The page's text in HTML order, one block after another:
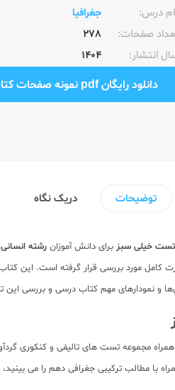
درس:
جغرافیا
صفحات:‌
278
انتشار:‌
1404
دانلود رایگان pdf نمونه صفحات کتاب
توضیحات دریک نگاه
تست خیلی سبز برای دانش آموزان رشته انسانی
کامل مورد بررسی قرار گرفته است. این
و نمودارهای مهم کتاب درسی و بررسی
مجموعه تست های تالیفی و کنکوری
تركيبى جغرافى دهم را مى بينيد،